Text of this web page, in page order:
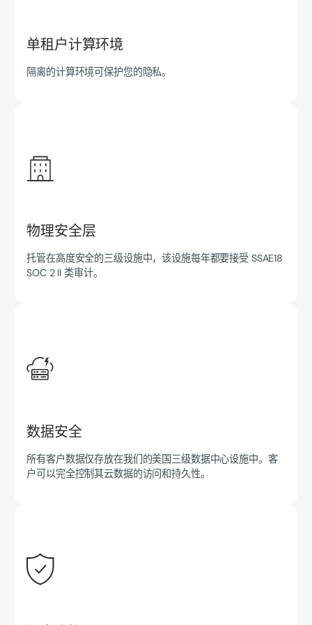
单租户计算环境
隔离的计算环境可保护您的隐私。
物理安全层
托管在高度安全的三级设施中，该设施每年都要接受 SSAE18
SOC 2 II 类审计。
数据安全
所有客户数据仅存放在我们的美国三级数据中心设施中。客
户可以完全控制其云数据的访问和持久性。